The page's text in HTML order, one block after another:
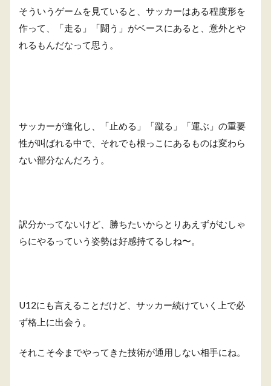
そういうゲームを見ていると、サッカーはある程度形を
作って、「走る」「闘う」がベースにあると、意外とや
れるもんだなって思う。
サッカーが進化し、「止める」「蹴る」「運ぶ」の重要
性が叫ばれる中で、それでも根っこにあるものは変わら
ない部分なんだろう。
訳分かってないけど、勝ちたいからとりあえずがむしゃ
らにやるっていう姿勢は好感持てるしね〜。
U12にも言えることだけど、サッカー続けていく上で必
ず格上に出会う。
それこそ今までやってきた技術が通用しない相手にね。